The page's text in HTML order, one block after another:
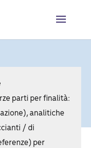
parti per finalità:
analitiche
/ di
per